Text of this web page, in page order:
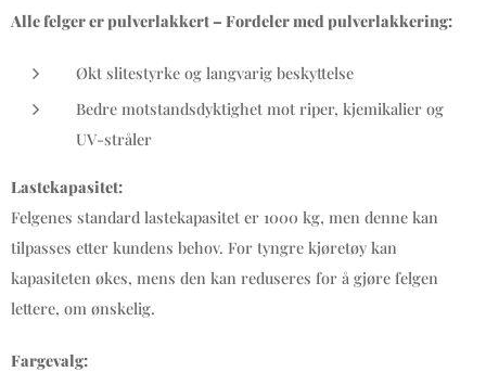
Alle felger er pulverlakkert – Fordeler med pulverlakkering:
Økt slitestyrke og langvarig beskyttelse
Bedre motstandsdyktighet mot riper, kjemikalier og
UV-stråler
Lastekapasitet:
Felgenes standard lastekapasitet er 1000 kg, men denne kan
tilpasses etter kundens behov. For tyngre kjøretøy kan
kapasiteten økes, mens den kan reduseres for å gjøre felgen
lettere, om ønskelig.
Fargevalg: